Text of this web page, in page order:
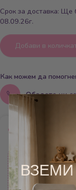
Срок за доставка:
08.09.26г.
Добави в
Как можем да
Обадете ни
Често купувани
ВЗЕМИ